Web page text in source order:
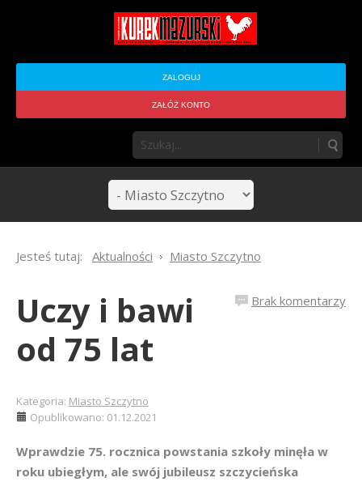
ZALOGUJ
ZAŁÓŻ KONTO
Jesteś tutaj: Aktualności Miasto Szczytno
Brak komentarzy
Uczy i bawi
od 75 lat
Kategoria: Miasto Szczytno
Opublikowano: 01.12.2021
Wprawdzie 75. rocznica powstania szkoły minęła w
roku ubiegłym, ale swój jubileusz szczycieńska